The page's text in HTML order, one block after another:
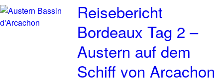
Reisebericht
Bordeaux Tag 2 –
Austern auf dem
Schiff von Arcachon